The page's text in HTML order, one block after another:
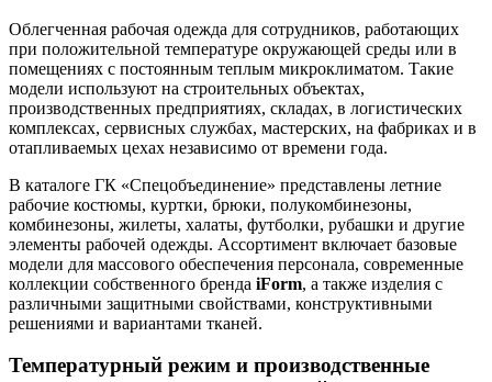
Облегченная рабочая одежда для сотрудников, работающих
при положительной температуре окружающей среды или в
помещениях с постоянным теплым микроклиматом. Такие
модели используют на строительных объектах,
производственных предприятиях, складах, в логистических
комплексах, сервисных службах, мастерских, на фабриках и в
отапливаемых цехах независимо от времени года.
В каталоге ГК «Спецобъединение» представлены летние
рабочие костюмы, куртки, брюки, полукомбинезоны,
комбинезоны, жилеты, халаты, футболки, рубашки и другие
элементы рабочей одежды. Ассортимент включает базовые
модели для массового обеспечения персонала, современные
коллекции собственного бренда iForm, а также изделия с
различными защитными свойствами, конструктивными
решениями и вариантами тканей.
Температурный режим и производственные